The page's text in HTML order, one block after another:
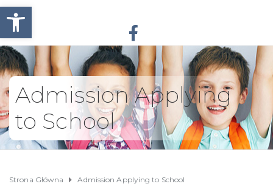
Otwórz pasek narzędzi
Admission Applying
to School
Strona Główna Admission Applying to School